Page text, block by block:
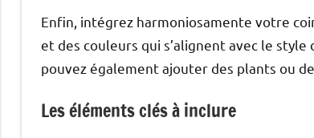
Enfin, intégrez harmoniosamente votre
et des couleurs qui s’alignent avec le
pouvez également ajouter des plants ou
Les éléments clés à inclure